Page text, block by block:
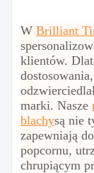
W Brilliant
klientów.
marki. Nasze
blachysą nie
zapewniają
popcornu,
chrupiącym